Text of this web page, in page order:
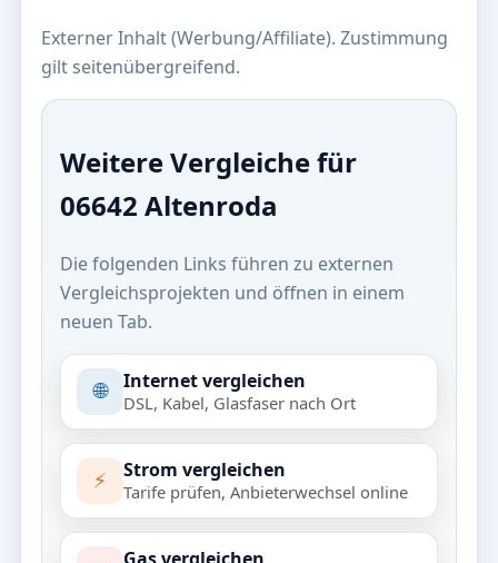
Externer Inhalt (Werbung/Affiliate). Zustimmung
gilt seitenübergreifend.
Weitere Vergleiche für
06642 Altenroda
Die folgenden Links führen zu externen
Vergleichsprojekten und öffnen in einem
neuen Tab.
🌐 Internet vergleichen
DSL, Kabel, Glasfaser nach Ort
⚡ Strom vergleichen
Tarife prüfen, Anbieterwechsel online